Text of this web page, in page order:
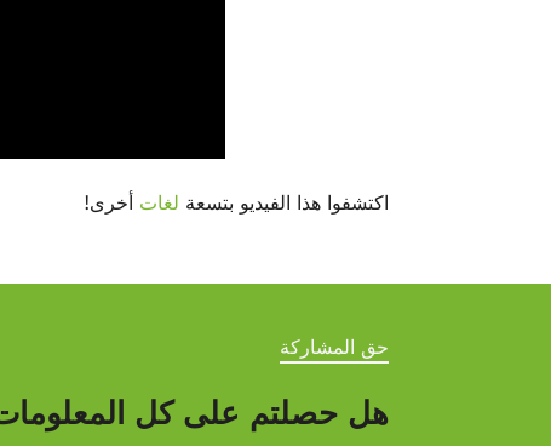
اكتشفوا هذا الفيديو بتسعة لغات أخرى!
حق المشاركة
هل حصلتم على كل المعلومات